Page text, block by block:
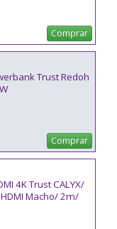
Comprar
Trust Redoh
Comprar
4K Trust CALYX/
Macho/ 2m/